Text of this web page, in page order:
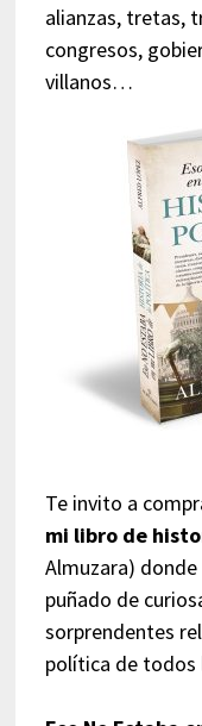
alianzas, tretas,
congresos,
villanos…
Te invito a
mi libro de
Almuzara)
puñado de
sorprendentes
política de todos